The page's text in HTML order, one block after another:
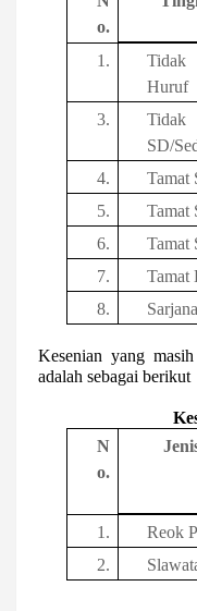
o.
1.
Tidak
Huruf
3.
SD/
4. Tamat
5.
Tamat
6.
Tamat
7.
Tamat
8.
Kesenian yang
adalah sebagai berikut
N
o.
1. Reok
2.